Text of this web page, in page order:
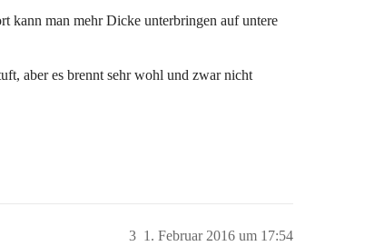
kann man mehr Dicke unterbringen auf untere
aber es brennt sehr wohl und zwar nicht
1. Februar 2016 um 17:54
3